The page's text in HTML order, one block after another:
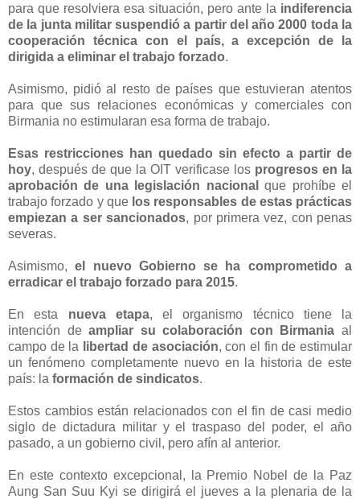
para que resolviera esa situación, pero ante la indiferencia
de la junta militar suspendió a partir del año 2000 toda la
cooperación técnica con el país, a excepción de la
dirigida a eliminar el trabajo forzado.
Asimismo, pidió al resto de países que estuvieran atentos
para que sus relaciones económicas y comerciales con
Birmania no estimularan esa forma de trabajo.
Esas restricciones han quedado sin efecto a partir de
hoy, después de que la OIT verificase los progresos en la
aprobación de una legislación nacional
que prohíbe el
trabajo forzado y que los responsables de estas prácticas
empiezan a ser sancionados, por primera vez, con penas
severas.
Asimismo,el nuevo Gobierno se ha comprometido a
erradicar el trabajo forzado para 2015.
En esta nueva etapa, el organismo técnico tiene la
intención deampliar su colaboración con Birmania al
campo de la
libertad de asociación, con el fin de estimular
un fenómeno completamente nuevo en la historia de este
país: la formación de sindicatos.
Estos cambios están relacionados con el fin de casi medio
siglo de dictadura militar y el traspaso del poder, el año
pasado, a un gobierno civil, pero afín al anterior.
En este contexto excepcional, la Premio Nobel de la Paz
Aung San Suu Kyi se dirigirá el jueves a la plenaria de la